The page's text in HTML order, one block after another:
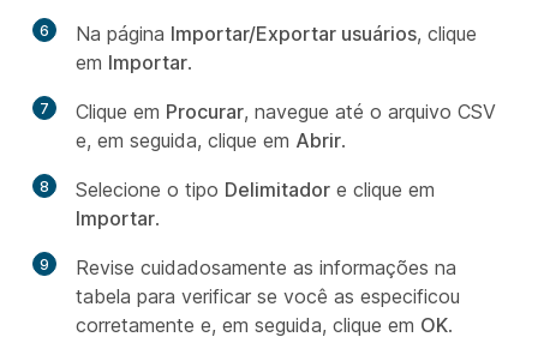
6 Na página Importar/Exportar usuários, clique
em Importar.
7 Clique em Procurar, navegue até o arquivo CSV
e, em seguida, clique em Abrir.
8 Selecione o tipo Delimitador e clique em
Importar.
9
Revise cuidadosamente as informações na
tabela para verificar se você as especificou
corretamente e, em seguida, clique em OK.